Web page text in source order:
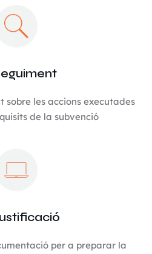
sobre les accions executades
de la subvenció
per a preparar la